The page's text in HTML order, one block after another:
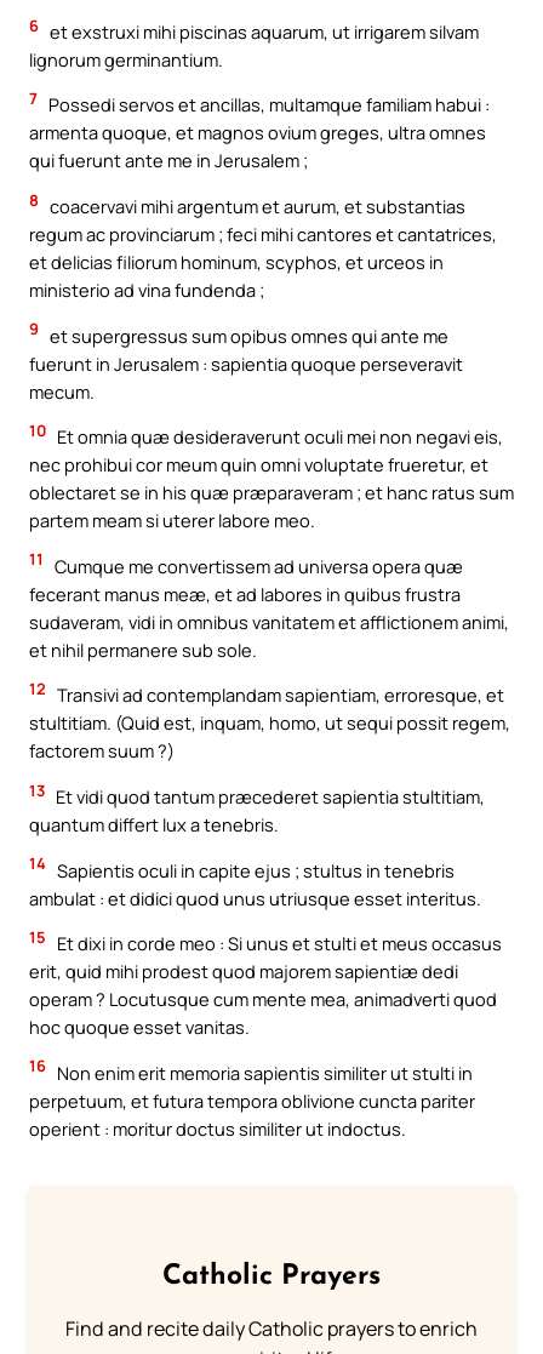
6 et exstruxi mihi piscinas aquarum, ut irrigarem silvam
lignorum germinantium.
7 Possedi servos et ancillas, multamque familiam habui :
armenta quoque, et magnos ovium greges, ultra omnes
qui fuerunt ante me in Jerusalem ;
8 coacervavi mihi argentum et aurum, et substantias
regum ac provinciarum ; feci mihi cantores et cantatrices,
et delicias filiorum hominum, scyphos, et urceos in
ministerio ad vina fundenda ;
9 et supergressus sum opibus omnes qui ante me
fuerunt in Jerusalem : sapientia quoque perseveravit
mecum.
10 Et omnia quæ desideraverunt oculi mei non negavi eis,
nec prohibui cor meum quin omni voluptate frueretur, et
oblectaret se in his quæ præparaveram ; et hanc ratus sum
partem meam si uterer labore meo.
11
Cumque me convertissem ad universa opera quæ
fecerant manus meæ, et ad labores in quibus frustra
sudaveram, vidi in omnibus vanitatem et afflictionem animi,
et nihil permanere sub sole.
12 Transivi ad contemplandam sapientiam, erroresque, et
stultitiam. (Quid est, inquam, homo, ut sequi possit regem,
factorem suum ?)
13 Et vidi quod tantum præcederet sapientia stultitiam,
quantum differt lux a tenebris.
14 Sapientis oculi in capite ejus ; stultus in tenebris
ambulat : et didici quod unus utriusque esset interitus.
15
Et dixi in corde meo : Si unus et stulti et meus occasus
erit, quid mihi prodest quod majorem sapientiæ dedi
operam ? Locutusque cum mente mea, animadverti quod
hoc quoque esset vanitas.
16 Non enim erit memoria sapientis similiter ut stulti in
perpetuum, et futura tempora oblivione cuncta pariter
operient : moritur doctus similiter ut indoctus.
Catholic Prayers
Find and recite daily Catholic prayers to enrich